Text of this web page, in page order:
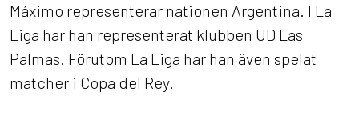
Máximo representerar nationen Argentina. I La
Liga har han representerat klubben UD Las
Palmas. Förutom La Liga har han även spelat
matcher i Copa del Rey.